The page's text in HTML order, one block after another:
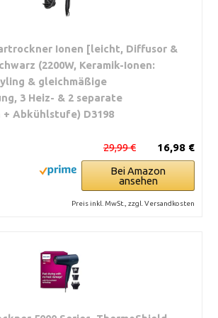
Ionen [leicht, Diffusor &
(2200W, Keramik-Ionen:
& gleichmäßige
3 Heiz- & 2 separate
Abkühlstufe) D3198
16,98 €
29,99 €
Bei Amazon
ansehen
Preis inkl. MwSt., zzgl. Versandkosten